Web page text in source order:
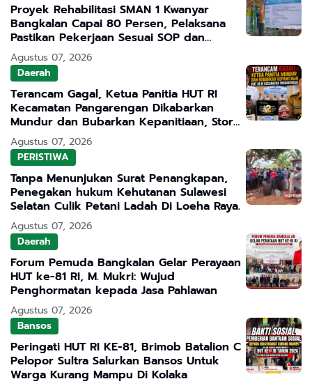
Proyek Rehabilitasi SMAN 1 Kwanyar
Bangkalan Capai 80 Persen, Pelaksana
Pastikan Pekerjaan Sesuai SOP dan
Transparan
Agustus 07, 2026
Daerah
Terancam Gagal, Ketua Panitia HUT RI
Kecamatan Pangarengan Dikabarkan
Mundur dan Bubarkan Kepanitiaan, Story
WhatsApp ASN Jadi Sorotan
Agustus 07, 2026
PERISTIWA
Tanpa Menunjukan Surat Penangkapan,
Penegakan hukum Kehutanan Sulawesi
Selatan Culik Petani Ladah Di Loeha Raya.
Agustus 07, 2026
Daerah
Forum Pemuda Bangkalan Gelar Perayaan
HUT ke-81 RI, M. Mukri: Wujud
Penghormatan kepada Jasa Pahlawan
Agustus 07, 2026
Bansos
Peringati HUT RI KE-81, Brimob Batalion C
Pelopor Sultra Salurkan Bansos Untuk
Warga Kurang Mampu Di Kolaka